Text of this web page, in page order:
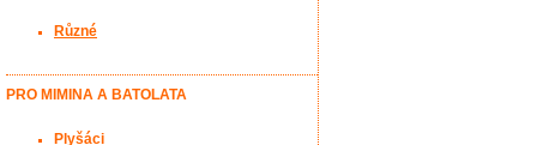
Různé
PRO MIMINA A BATOLATA
Plyšáci